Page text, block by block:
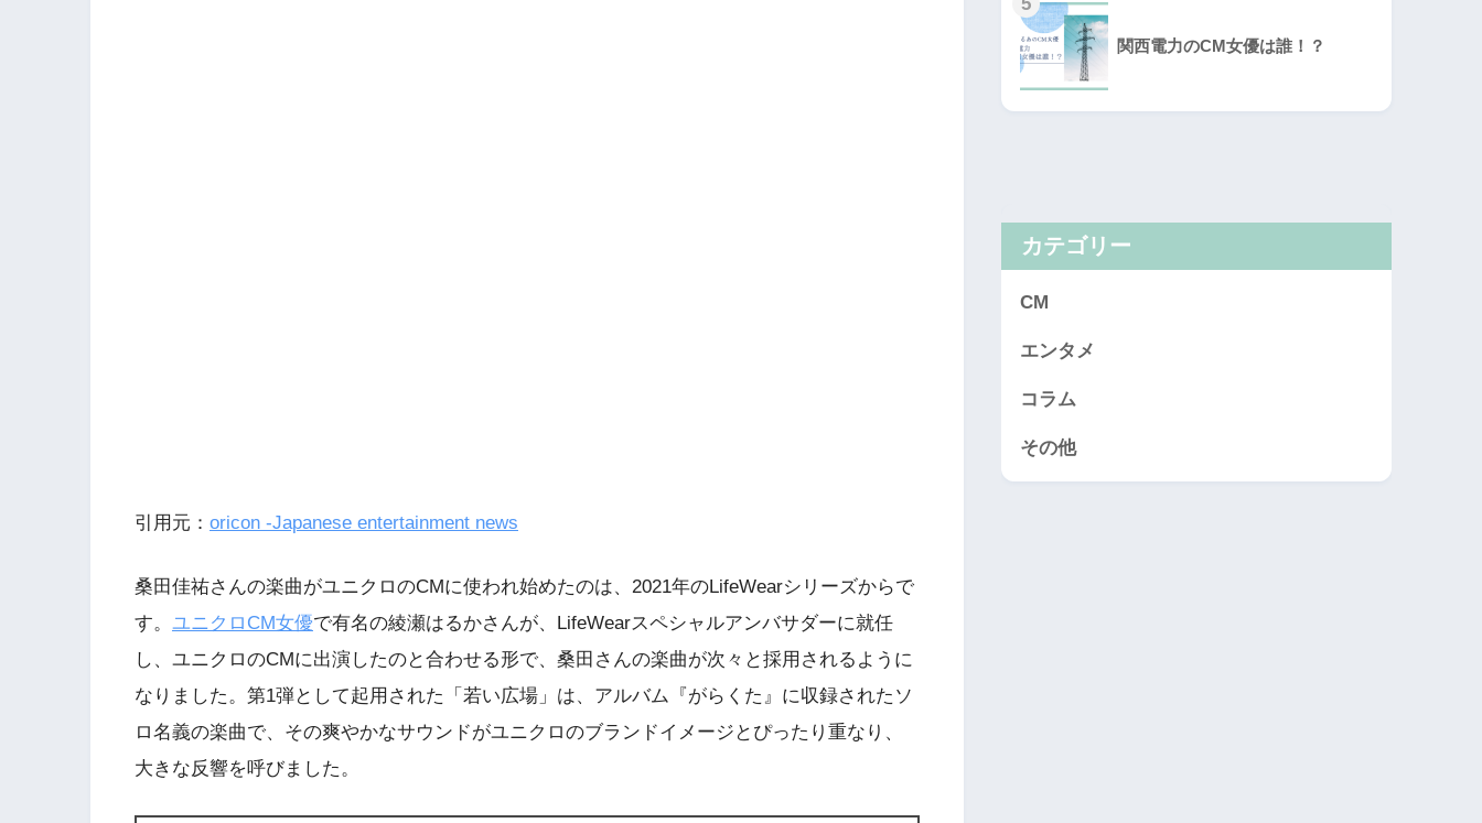
引用元： oricon -Japanese entertainment news
桑田佳祐さんの楽曲がユニクロのCMに使われ始めたのは、2021年のLifeWearシリーズからで
す。 ユニクロCM女優で有名の綾瀬はるかさんが、LifeWearスペシャルアンバサダーに就任
し、ユニクロのCMに出演したのと合わせる形で、桑田さんの楽曲が次々と採用されるように
なりました。第1弾として起用された「若い広場」は、アルバム『がらくた』に収録されたソ
ロ名義の楽曲で、その爽やかなサウンドがユニクロのブランドイメージとぴったり重なり、
大きな反響を呼びました。
関西電力のCM女優は誰！？
カテゴリー
CM
エンタメ
コラム
その他